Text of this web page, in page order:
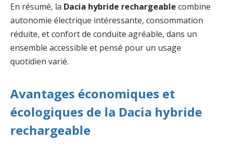
En résumé, la Dacia hybride rechargeable combine
autonomie électrique intéressante, consommation
réduite, et confort de conduite agréable, dans un
ensemble accessible et pensé pour un usage
quotidien varié.
Avantages économiques et
écologiques de la Dacia hybride
rechargeable